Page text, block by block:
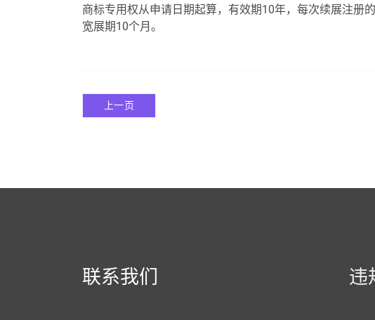
商标专用权从申请日期起算，有效期10年，每次续展注册
宽展期10个月。
上一页
联系我们 违